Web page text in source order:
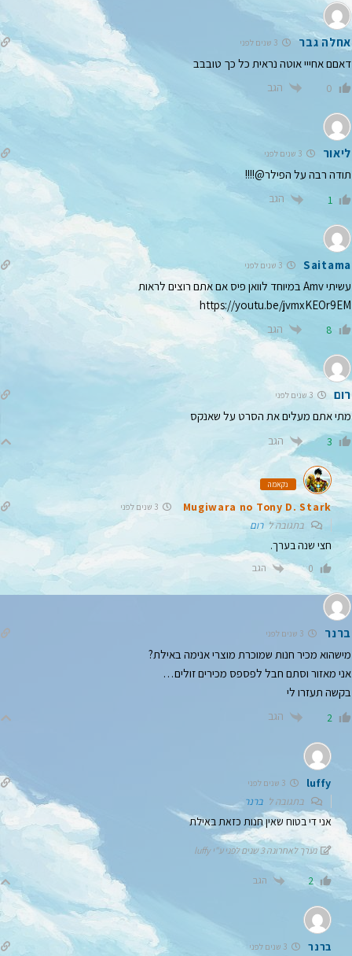
אחלה גבר
דאםם אחייי אוטה נראית כל כך טובבב
0 הגב
ליאור 3 שנים לפני
תודה רבה על הפילר@!!!!
1 הגב
Saitama
עשיתי Amv במיוחד לוואן פיס אם אתם רוצים לראות
https://youtu.be/jvmxKEOr9EM
8 הגב
רום 3 שנים לפני
מתי אתם מעלים את הסרט על שאנקס
3 הגב
נקאמה
Mugiwara no Tony D. Stark 3 שנים לפני
בתגובה לרום
חצי שנה בערך.
0 הגב
ברנר
מישהוא מכיר חנות שמוכרת מוצרי אנימה באילת?
אני מאזור וסתם חבל לפספס מכירים זולים…
בקשה תעזרו לי
2 הגב
luffy 3 שנים לפני
בתגובה ל ברנר
אני די בטוח שאין חנות כזאת באילת
נערך לאחרונה 3 שנים לפני ע"י luffy
2 הגב
ברנר